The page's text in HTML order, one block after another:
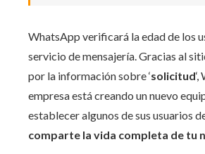
WhatsApp verificará la edad de los
servicio de mensajería. Gracias al
por la información sobre ‘solicitud
empresa está creando un nuevo
establecer algunos de sus usuarios
comparte la vida completa de tu